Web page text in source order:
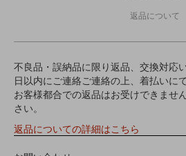
返品について
不良品・誤納品に限り返品、交換対応
日以内にご連絡ご連絡の上、着払いに
お客様都合での返品はお受けできませ
さい。
返品についての詳細はこちら